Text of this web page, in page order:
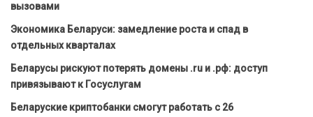
вызовами
Экономика Беларуси: замедление роста и спад в
отдельных кварталах
Беларусы рискуют потерять домены .ru и .рф: доступ
привязывают к Госуслугам
Беларуские криптобанки смогут работать с 26